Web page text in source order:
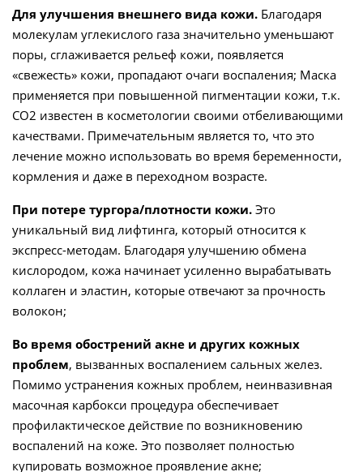
Для улучшения внешнего вида кожи. Благодаря
молекулам углекислого газа значительно уменьшают
поры, сглаживается рельеф кожи, появляется
«свежесть» кожи, пропадают очаги воспаления; Маска
применяется при повышенной пигментации кожи, т.к.
CO2 известен в косметологии своими отбеливающими
качествами. Примечательным является то, что это
лечение можно использовать во время беременности,
кормления и даже в переходном возрасте.
При потере тургора/плотности кожи. Это
уникальный вид лифтинга, который относится к
экспресс-методам. Благодаря улучшению обмена
кислородом, кожа начинает усиленно вырабатывать
коллаген и эластин, которые отвечают за прочность
волокон;
Во время обострений акне и других кожных
проблем, вызванных воспалением сальных желез.
Помимо устранения кожных проблем, неинвазивная
масочная карбокси процедура обеспечивает
профилактическое действие по возникновению
воспалений на коже. Это позволяет полностью
купировать возможное проявление акне;